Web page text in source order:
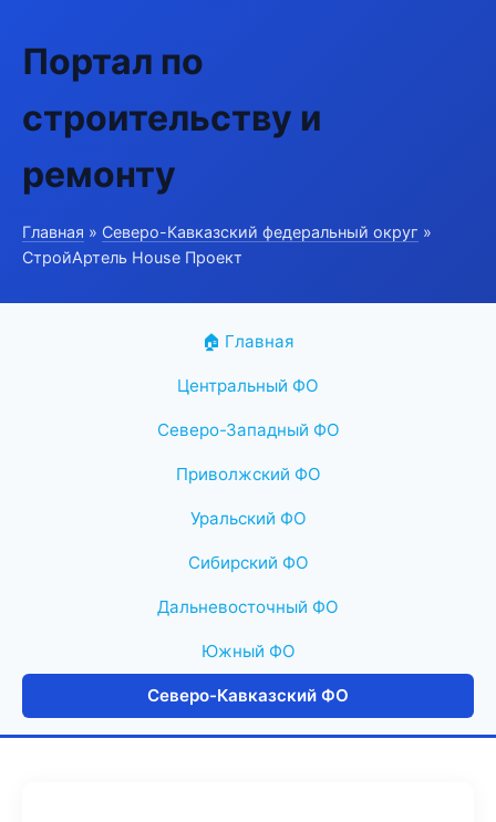
Портал по
строительству и
ремонту
Главная » Северо-Кавказский федеральный округ »
СтройАртель House Проект
🏠 Главная
Центральный ФО
Северо-Западный ФО
Приволжский ФО
Уральский ФО
Сибирский ФО
Дальневосточный ФО
Южный ФО
Северо-Кавказский ФО